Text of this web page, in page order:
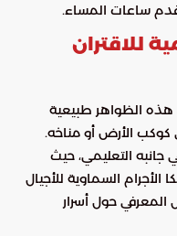
ساعات المساء.
للاقتران
هذه الظواهر طبيعية
كوكب الأرض أو مناخه.
جانبه التعليمي، حيث
السماوية للأجيال
المعرفي حول أسرار